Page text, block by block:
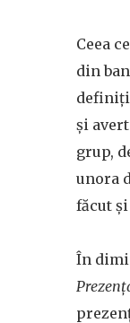
Ceea
din
şi
grup,
unora
făcut
În